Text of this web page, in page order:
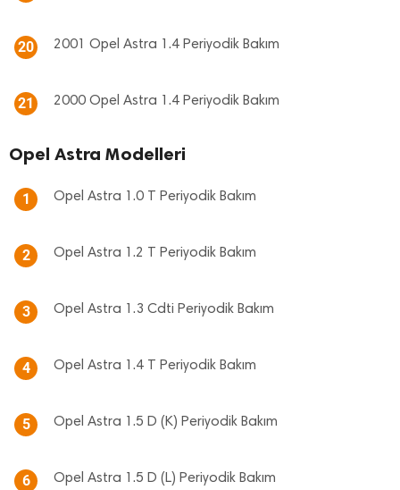
20 2001 Opel Astra 1.4 Periyodik Bakım
21 2000 Opel Astra 1.4 Periyodik Bakım
Opel Astra Modelleri
1 Opel Astra 1.0 T Periyodik Bakım
2 Opel Astra 1.2 T Periyodik Bakım
3 Opel Astra 1.3 Cdti Periyodik Bakım
4 Opel Astra 1.4 T Periyodik Bakım
5 Opel Astra 1.5 D (K) Periyodik Bakım
6 Opel Astra 1.5 D (L) Periyodik Bakım